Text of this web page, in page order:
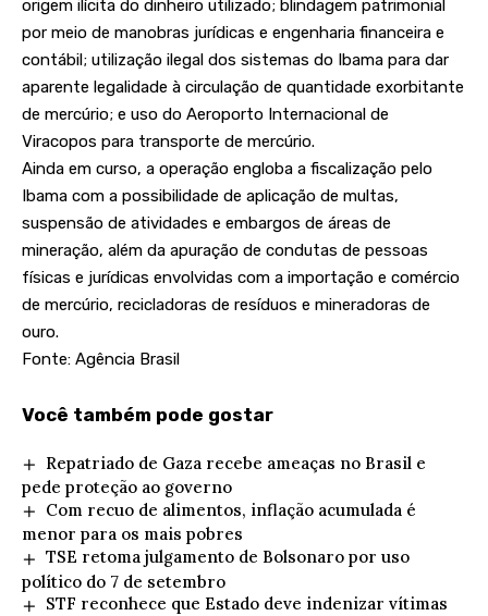
origem ilícita do dinheiro utilizado; blindagem patrimonial
por meio de manobras jurídicas e engenharia financeira e
contábil; utilização ilegal dos sistemas do Ibama para dar
aparente legalidade à circulação de quantidade exorbitante
de mercúrio; e uso do Aeroporto Internacional de
Viracopos para transporte de mercúrio.
Ainda em curso, a operação engloba a fiscalização pelo
Ibama com a possibilidade de aplicação de multas,
suspensão de atividades e embargos de áreas de
mineração, além da apuração de condutas de pessoas
físicas e jurídicas envolvidas com a importação e comércio
de mercúrio, recicladoras de resíduos e mineradoras de
ouro.
Fonte: Agência Brasil
Você também pode gostar
Repatriado de Gaza recebe ameaças no Brasil e
pede proteção ao governo
Com recuo de alimentos, inflação acumulada é
menor para os mais pobres
TSE retoma julgamento de Bolsonaro por uso
político do 7 de setembro
STF reconhece que Estado deve indenizar vítimas